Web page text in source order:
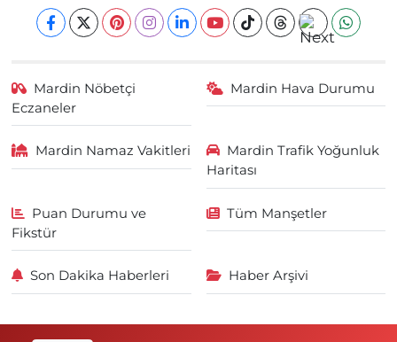
Mardin Nöbetçi
Eczaneler
Mardin Hava Durumu
Mardin Namaz Vakitleri
Mardin Trafik Yoğunluk
Haritası
Puan Durumu ve
Fikstür
Tüm Manşetler
Son Dakika Haberleri Haber Arşivi